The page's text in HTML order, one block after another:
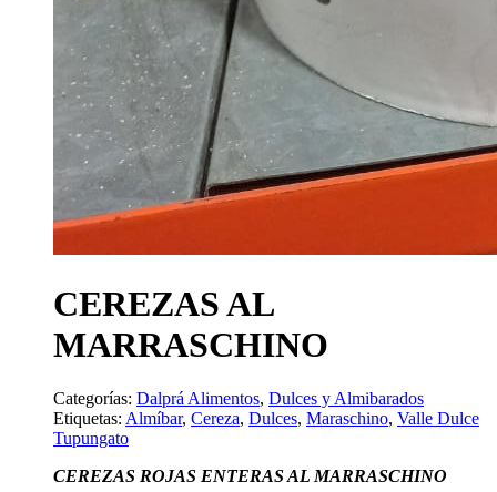
CEREZAS AL
MARRASCHINO
Categorías: Dalprá Alimentos, Dulces y Almibarados
Etiquetas: Almíbar, Cereza, Dulces, Maraschino, Valle Dulce
Tupungato
CEREZAS ROJAS ENTERAS AL MARRASCHINO